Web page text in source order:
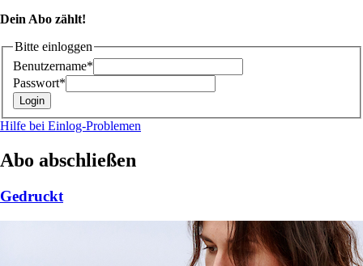
Dein Abo zählt!
Bitte einloggen
Benutzername*
Passwort*
Hilfe bei Einlog-Problemen
Abo abschließen
Gedruckt